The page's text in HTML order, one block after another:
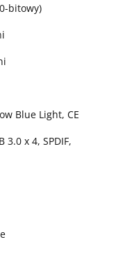
bitowy)
Blue Light, CE
3.0 x 4, SPDIF,